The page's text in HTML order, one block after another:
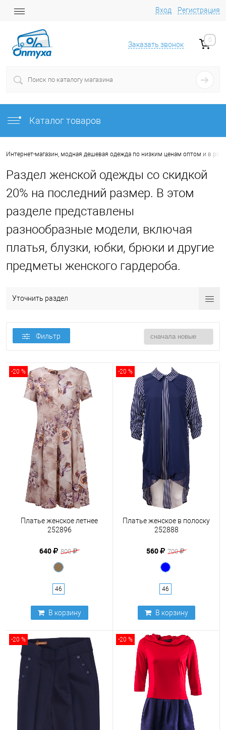
Вход Регистрация
Заказать звонок
0
Каталог товаров
Интернет-магазин, модная дешевая одежда по низким ценам оптом и в
Раздел женской одежды со скидкой
20% на последний размер. В этом
разделе представлены
разнообразные модели, включая
платья, блузки, юбки, брюки и другие
предметы женского гардероба.
Уточнить раздел
Фильтр
-20 %
Платье женское летнее
252896
640 800
46
В корзину
-20 %
Платье женское в полоску
252888
560 700
46
В корзину
-20 % -20 %